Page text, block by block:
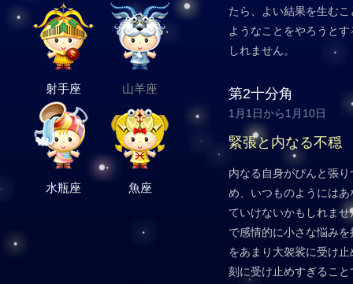
射手座 山羊座
水瓶座 魚座
たら、よい結果を生む
ようなことをやろうと
しれません。
第2十分角
1月1日から1月10日
緊張と内なる不穏
内なる自身がぴんと張
め、いつものようには
ていけないかもしれま
で感情的に小さな悩み
をあまり大袈裟に受け
刻に受け止めすぎるこ